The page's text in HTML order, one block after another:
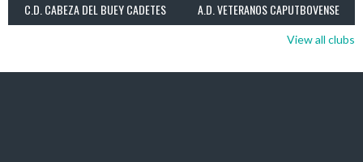
C.D. CABEZA DEL BUEY CADETES A.D. VETERANOS CAPUTBOVENSE
View all clubs